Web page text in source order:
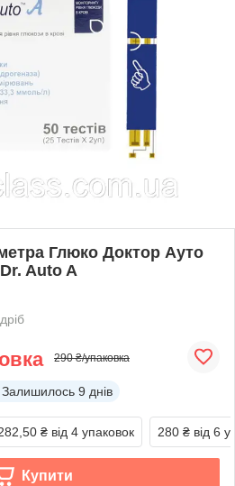
Глюко Доктор Ауто
Auto A
290 ₴/упаковка
Залишилось 9 днів
₴ від 4 упаковок 280 ₴ від 6
Купити